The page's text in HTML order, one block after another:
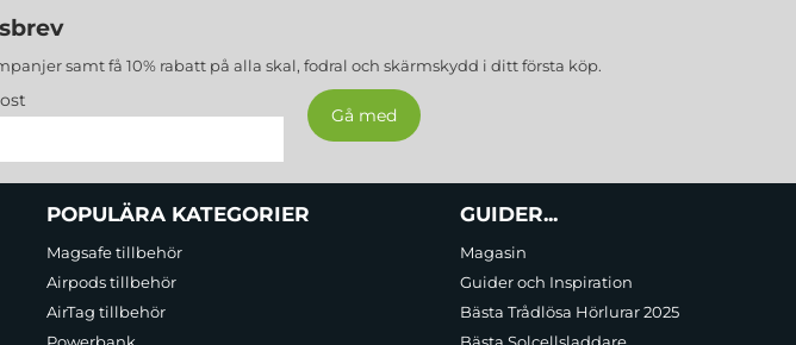
samt få 10% rabatt på alla skal, fodral och skärmskydd i ditt första köp.
POPULÄRA KATEGORIER
Magsafe tillbehör
Airpods tillbehör
AirTag tillbehör
GUIDER...
Magasin
Guider och Inspiration
Bästa Trådlösa Hörlurar 2025